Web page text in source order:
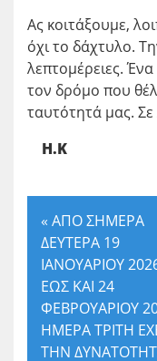
Ας κοιτάξουμε,
όχι το δάχτυλο.
λεπτομέρειες.
τον δρόμο που
ταυτότητά μας. Σε
Η.Κ
« ΑΠΟ ΣΗΜΕΡΑ
ΔΕΥΤΕΡΑ 19
ΙΑΝΟΥΑΡΙΟΥ
ΕΩΣ ΚΑΙ 24
ΦΕΒΡΟΥΑΡΙΟΥ
ΗΜΕΡΑ ΤΡΙΤΗ
ΤΗΝ